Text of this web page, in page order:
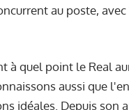
au poste, avec
à quel point le Real
aussi que
idéales. Depuis son